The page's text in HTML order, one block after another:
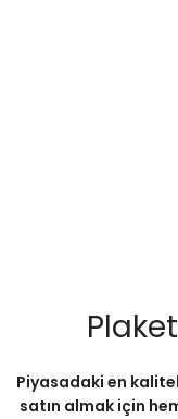
Piyasadaki en
satın almak için